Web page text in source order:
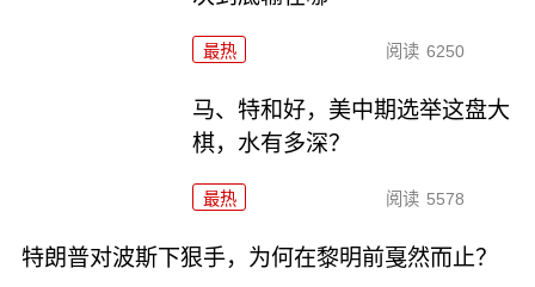
最热 阅读 6250
马、特和好，美中期选举这盘大
棋，水有多深？
最热 阅读 5578
特朗普对波斯下狠手，为何在黎明前戛然而止？